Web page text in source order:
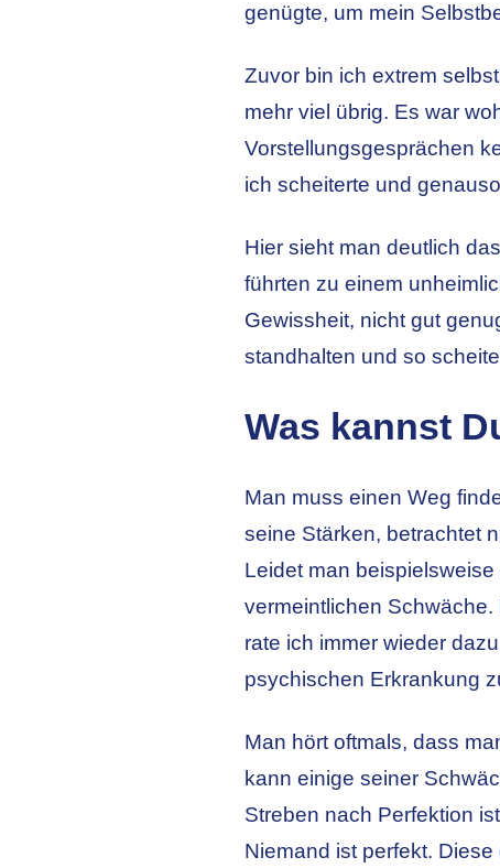
genügte, um mein
Zuvor bin ich extrem
mehr viel übrig. Es war
Vorstellungsgesprächen
ich scheiterte und
Hier sieht man deutlich
führten zu einem
Gewissheit, nicht gut
standhalten und so
Was kannst
Man muss einen Weg
seine Stärken, betrachtet
Leidet man
vermeintlichen
rate ich immer wieder
psychischen Erkrankung
Man hört oftmals, dass
kann einige seiner
Streben nach Perfektion
Niemand ist perfekt.